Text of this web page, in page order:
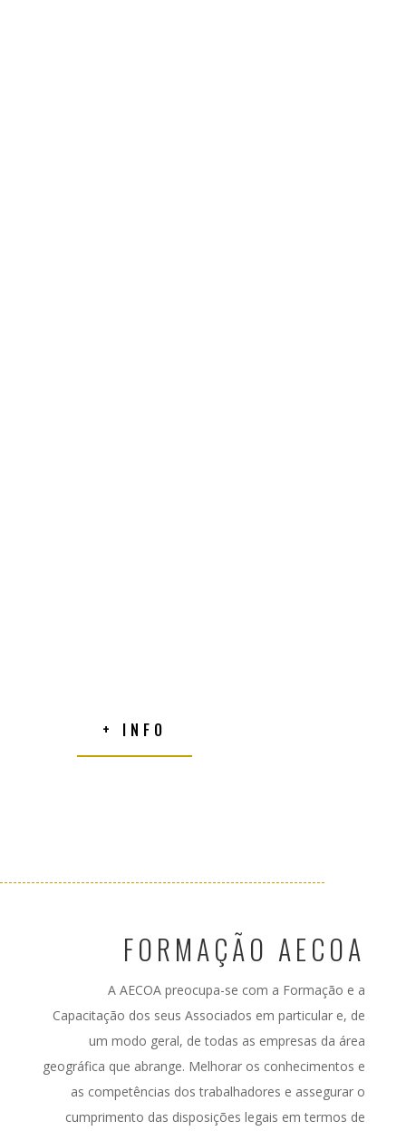
+ INFO
FORMAÇÃO AECOA
A AECOA preocupa-se com a Formação e a
Capacitação dos seus Associados em particular e, de
um modo geral, de todas as empresas da área
geográfica que abrange. Melhorar os conhecimentos e
as competências dos trabalhadores e assegurar o
cumprimento das disposições legais em termos de